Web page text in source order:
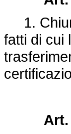
1.
fatti di cui
Art.